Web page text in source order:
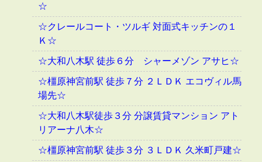
☆
☆クレールコート・ツルギ 対面式キッチンの１
Ｋ☆
☆大和八木駅 徒歩６分 シャーメゾン アサヒ☆
☆橿原神宮前駅 徒歩７分 ２ＬＤＫ エコヴィル馬
場先☆
☆大和八木駅徒歩３分 分譲賃貸マンション アト
リアーナ八木☆
☆橿原神宮前駅 徒歩３分 ３ＬＤＫ 久米町戸建☆